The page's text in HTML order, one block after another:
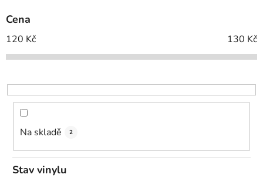
p
r
o
d
k
t
Cena
120 Kč 130 Kč
Na skladě 2
Stav vinylu